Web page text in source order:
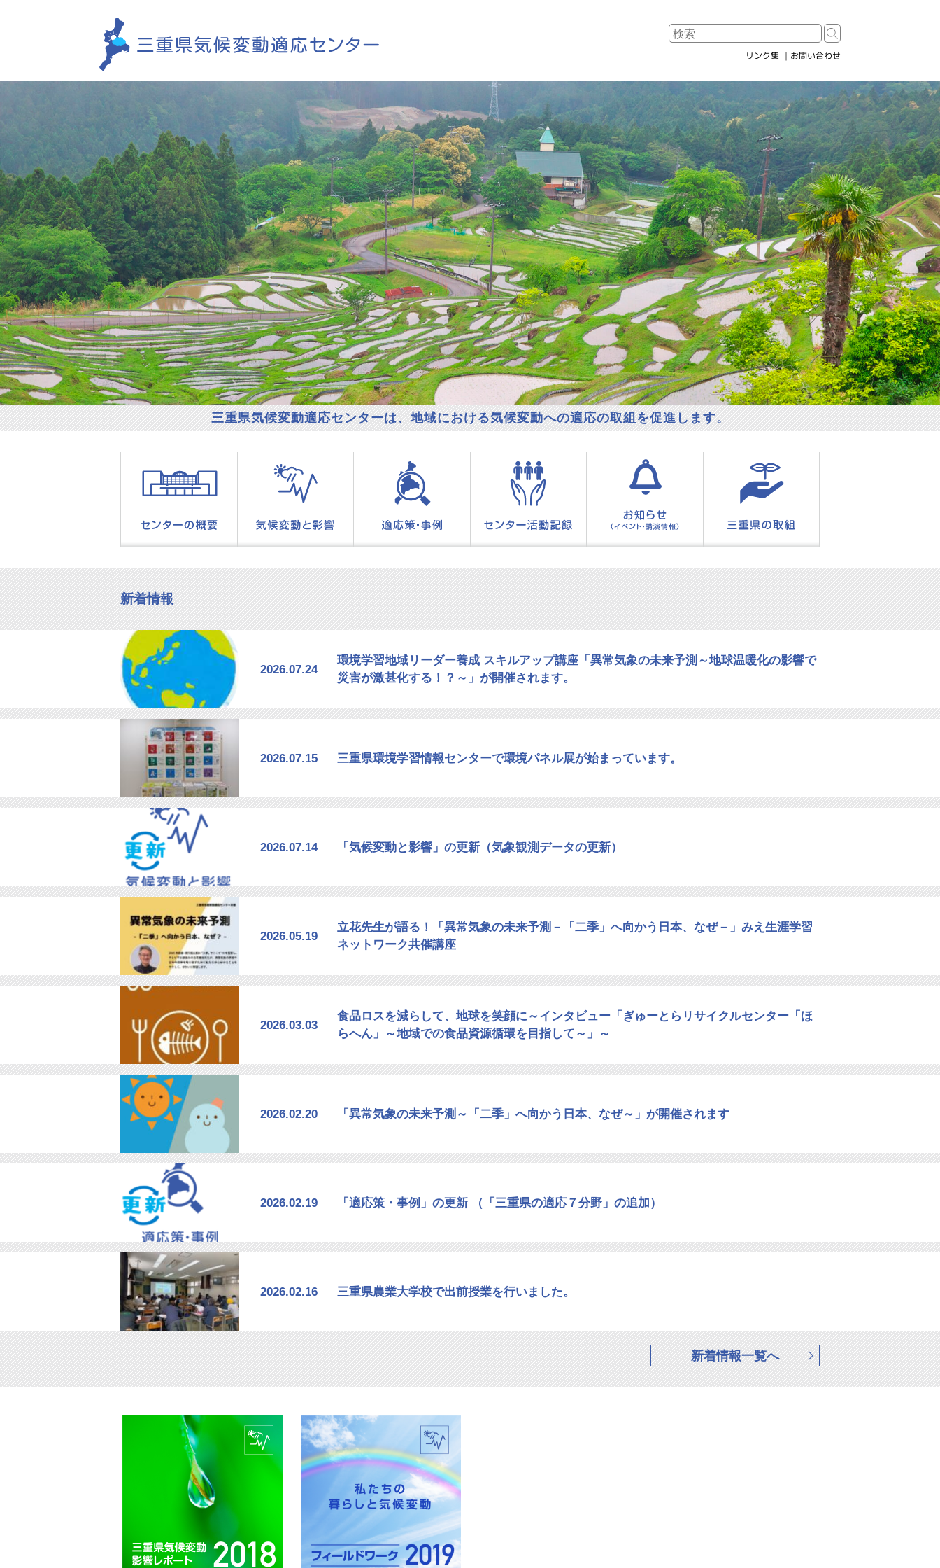
リンク集 お問い合わせ
三重県気候変動適応センターは、地域における気候変動への適応の取組を促進します。
新着情報
2026.07.24
環境学習地域リーダー養成 スキルアップ講座「異常気象の未来予測～地球温暖化の影響で
災害が激甚化する！？～」が開催されます。
2026.07.15 三重県環境学習情報センターで環境パネル展が始まっています。
2026.07.14 「気候変動と影響」の更新（気象観測データの更新）
2026.05.19
立花先生が語る！「異常気象の未来予測－「二季」へ向かう日本、なぜ－」みえ生涯学習
ネットワーク共催講座
2026.03.03
食品ロスを減らして、地球を笑顔に～インタビュー「ぎゅーとらリサイクルセンター「ほ
らへん」～地域での食品資源循環を目指して～」～
2026.02.20 「異常気象の未来予測～「二季」へ向かう日本、なぜ～」が開催されます
2026.02.19 「適応策・事例」の更新 （「三重県の適応７分野」の追加）
2026.02.16 三重県農業大学校で出前授業を行いました。
新着情報一覧へ